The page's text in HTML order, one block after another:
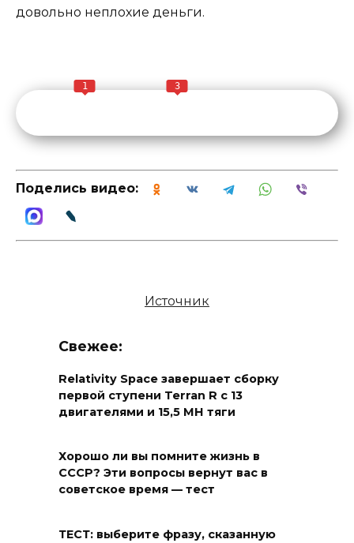
довольно неплохие деньги.
1 3
Поделись видео:
Источник
Свежее:
Relativity Space завершает сборку
первой ступени Terran R с 13
двигателями и 15,5 МН тяги
Хорошо ли вы помните жизнь в
СССР? Эти вопросы вернут вас в
советское время — тест
ТЕСТ: выберите фразу, сказанную